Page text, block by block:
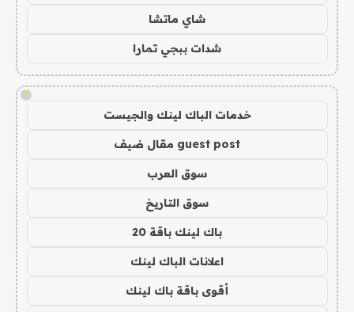
شاي ماتشا
شدات ببجي تمارا
!
خدمات الباك لينك والجيست
guest post مقال ضيف
سوق العرب
سوق التاريخ
باك لينك باقة 20
اعلانات الباك لينك
أقوى باقة باك لينك